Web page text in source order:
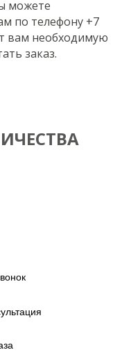
можете
по телефону +7
вам необходимую
заказ.